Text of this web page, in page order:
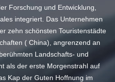
Forschung und Entwicklung,
integriert. Das Unternehmen
zehn schönsten Touristenstädte
( China), angrenzend an
Landschafts- und
als der erste Morgenstrahl auf
Kap der Guten Hoffnung im